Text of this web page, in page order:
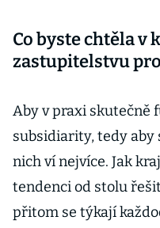
Co byste chtěla v
zastupitelstvu
Aby v praxi skutečně
subsidiarity, tedy aby
nich ví nejvíce. Jak
tendenci od stolu
přitom se týkají